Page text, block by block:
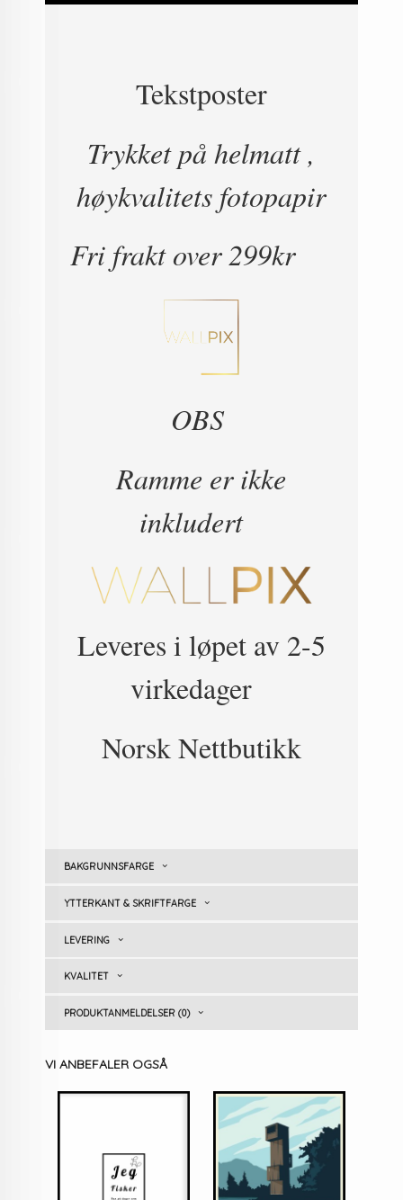
Tekstposter
Trykket på helmatt ,
høykvalitets fotopapir
Fri frakt over 299kr
OBS
Ramme er ikke
inkludert
Leveres i løpet av 2-5
virkedager
Norsk Nettbutikk
BAKGRUNNSFARGE
YTTERKANT & SKRIFTFARGE
LEVERING
KVALITET
PRODUKTANMELDELSER (0)
VI ANBEFALER OGSÅ